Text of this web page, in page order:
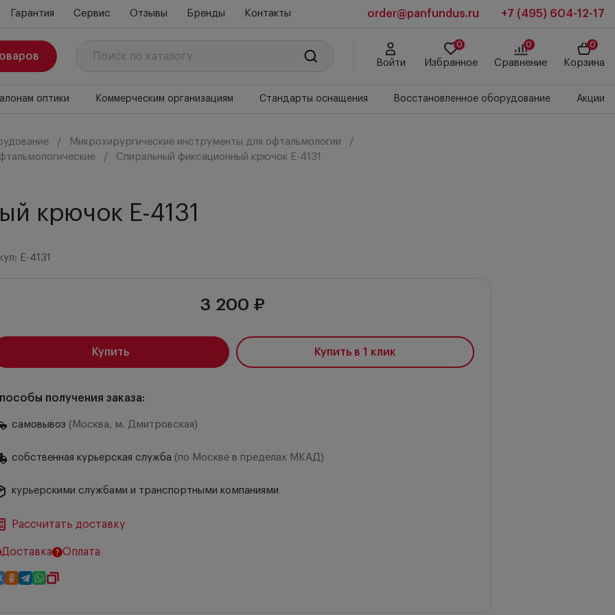
Гарантия Сервис Отзывы Бренды Контакты order@panfundus.ru +7 (495) 604-12-17
Войти
0
Избранное
0
Сравнение
0
Корзина
оптики Коммерческим организациям Стандарты оснащения Восстановленное оборудование Акции
Микрохирургические инструменты для офтальмологии
Спиральный фиксационный крючок E-4131
крючок E-4131
E-4131
3 200 ₽
Купить Купить в 1 клик
получения заказа:
самовывоз (Москва, м. Дмитровская)
собственная курьерская служба (по Москве в пределах МКАД)
курьерскими службами и транспортными компаниями
Рассчитать доставку
Доставка Оплата